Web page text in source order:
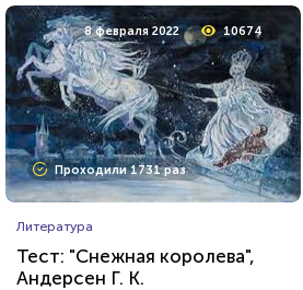
8 февраля 2022 10674
Проходили 1731 раз
Литература
Тест: "Снежная королева",
Андерсен Г. К.